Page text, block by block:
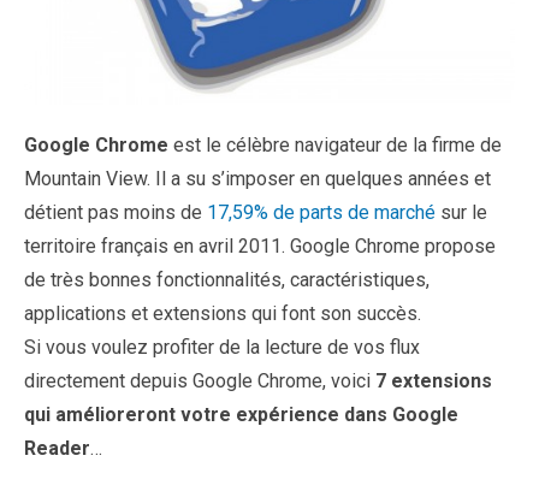
Google Chrome est le célèbre navigateur de la firme de
Mountain View. Il a su s’imposer en quelques années et
détient pas moins de 17,59% de parts de marché sur le
territoire français en avril 2011. Google Chrome propose
de très bonnes fonctionnalités, caractéristiques,
applications et extensions qui font son succès.
Si vous voulez profiter de la lecture de vos flux
directement depuis Google Chrome, voici 7 extensions
qui amélioreront votre expérience dans Google
Reader…